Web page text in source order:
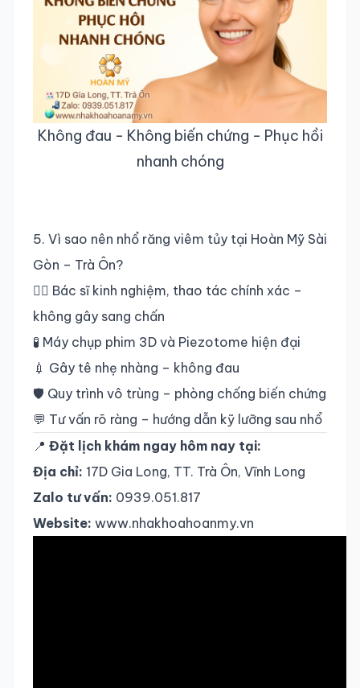
Không đau - Không biến chứng - Phục hồi
nhanh chóng
5. Vì sao nên nhổ răng viêm tủy tại Hoàn Mỹ Sài
Gòn – Trà Ôn?
👨‍⚕️ Bác sĩ kinh nghiệm, thao tác chính xác –
không gây sang chấn
🧪 Máy chụp phim 3D và Piezotome hiện đại
💉 Gây tê nhẹ nhàng – không đau
🛡 Quy trình vô trùng – phòng chống biến chứng
💬 Tư vấn rõ ràng – hướng dẫn kỹ lưỡng sau nhổ
📍 Đặt lịch khám ngay hôm nay tại:
Địa chỉ: 17D Gia Long, TT. Trà Ôn, Vĩnh Long
Zalo tư vấn: 0939.051.817
Website: www.nhakhoahoanmy.vn